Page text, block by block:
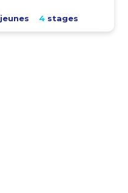
jeunes 4 stages